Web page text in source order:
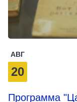
АВГ
20
Программа